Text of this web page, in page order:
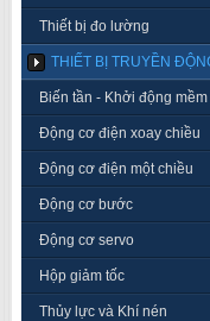
Thiết bị đo lường
THIẾT BỊ TRUYỀN
Biến tần - Khởi động mềm
Động cơ điện xoay chiều
Động cơ điện một chiều
Động cơ bước
Động cơ servo
Hộp giảm tốc
Thủy lực và Khí nén